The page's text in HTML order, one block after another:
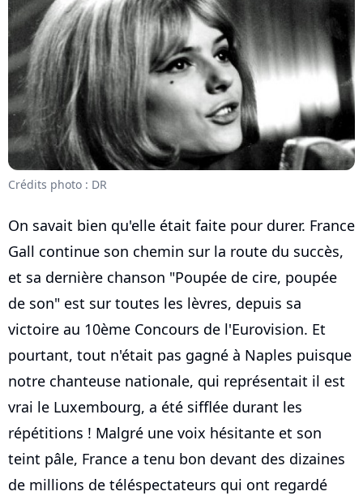
Crédits photo : DR
On savait bien qu'elle était faite pour durer. France
Gall continue son chemin sur la route du succès,
et sa dernière chanson "Poupée de cire, poupée
de son" est sur toutes les lèvres, depuis sa
victoire au 10ème Concours de l'Eurovision. Et
pourtant, tout n'était pas gagné à Naples puisque
notre chanteuse nationale, qui représentait il est
vrai le Luxembourg, a été sifflée durant les
répétitions ! Malgré une voix hésitante et son
teint pâle, France a tenu bon devant des dizaines
de millions de téléspectateurs qui ont regardé